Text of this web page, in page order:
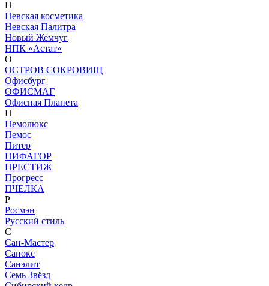
Н
Невская косметика
Невская Палитра
Новый Жемчуг
НПК «Астат»
О
ОСТРОВ СОКРОВИЩ
Офисбург
ОФИСМАГ
Офисная Планета
П
Пемолюкс
Пемос
Питер
ПИФАГОР
ПРЕСТИЖ
Прогресс
ПЧЕЛКА
Р
Росмэн
Русский стиль
С
Сан-Мастер
Санокс
Санэлит
Семь Звёзд